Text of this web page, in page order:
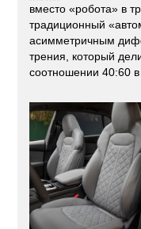
вместо «робота» в
традиционный
асимметричным
трения, который
соотношении 40:60 в